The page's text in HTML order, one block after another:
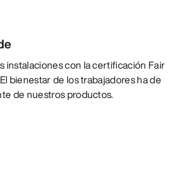
instalaciones con la certificación Fair
bienestar de los trabajadores ha de
de nuestros productos.